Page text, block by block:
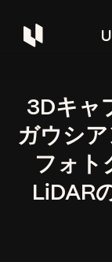
3Dキャ
ガウシ
フォト
LiDAR